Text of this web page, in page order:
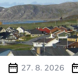
27. 8. 2026